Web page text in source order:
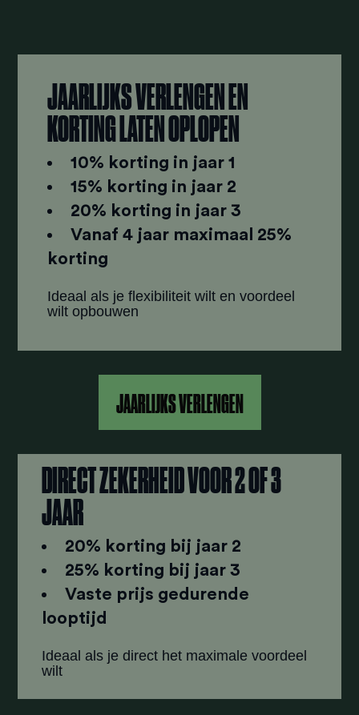
JAARLIJKS VERLENGEN EN
KORTING LATEN OPLOPEN
10% korting in jaar 1
15% korting in jaar 2
20% korting in jaar 3
Vanaf 4 jaar maximaal 25%
korting
Ideaal als je flexibiliteit wilt en voordeel
wilt opbouwen
JAARLIJKS VERLENGEN
DIRECT ZEKERHEID VOOR 2 OF 3
JAAR
20% korting bij jaar 2
25% korting bij jaar 3
Vaste prijs gedurende
looptijd
Ideaal als je direct het maximale voordeel
wilt